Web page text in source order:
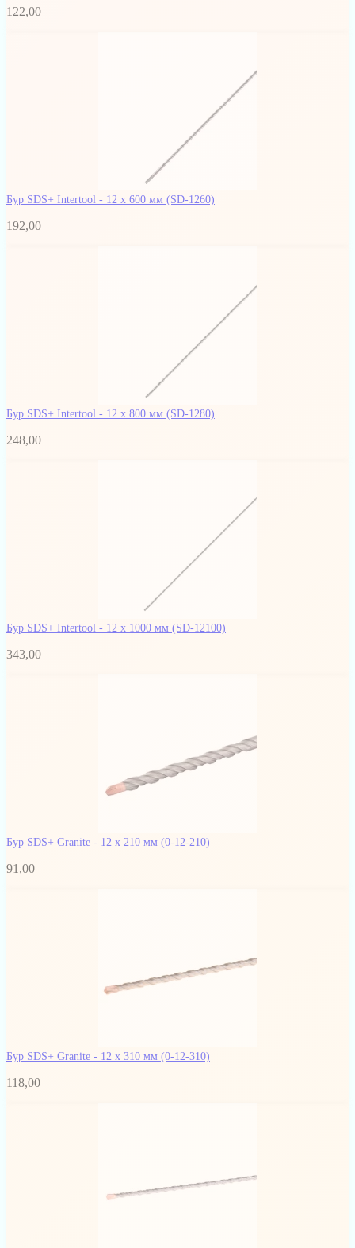
122,00
Бур SDS+ Intertool - 12 х 600 мм (SD-1260)
192,00
Бур SDS+ Intertool - 12 х 800 мм (SD-1280)
248,00
Бур SDS+ Intertool - 12 х 1000 мм (SD-12100)
343,00
Бур SDS+ Granite - 12 х 210 мм (0-12-210)
91,00
Бур SDS+ Granite - 12 х 310 мм (0-12-310)
118,00